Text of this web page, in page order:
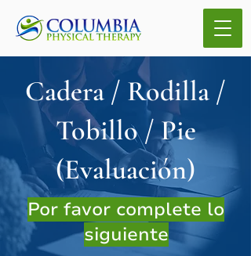
Cadera / Rodilla /
Tobillo / Pie
(Evaluación)
Por favor complete lo
siguiente